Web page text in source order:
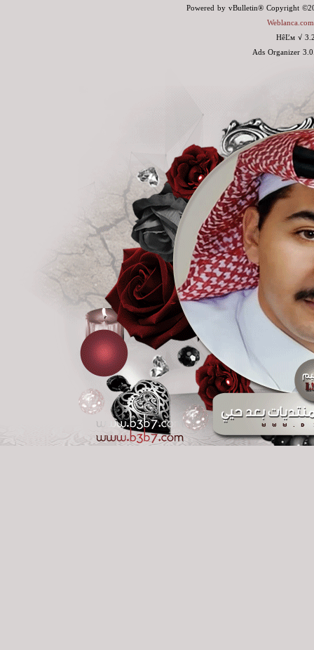
Powered by vBulletin® Copyright
Weblanca.com
HêĽм √
Ads Organizer